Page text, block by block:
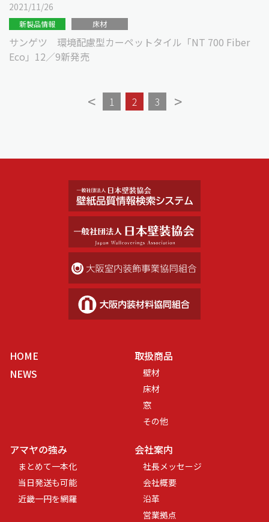
2021/11/26
新製品情報 床材
サンゲツ 環境配慮型カーペットタイル「NT 700 Fiber
Eco」12／9新発売
< 1 2 3 >
HOME
NEWS
取扱商品
壁材
床材
窓
その他
アマヤの強み
まとめて一本化
当日発送も可能
近畿一円を網羅
会社案内
社長メッセージ
会社概要
沿革
営業拠点